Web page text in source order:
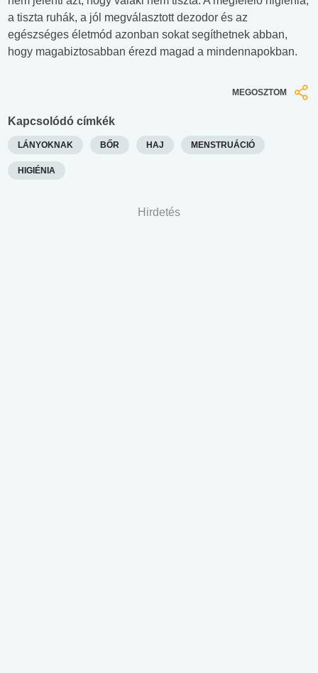
a tiszta ruhák, a jól megválasztott dezodor és az
egészséges életmód azonban sokat segíthetnek abban,
hogy magabiztosabban érezd magad a mindennapokban.
MEGOSZTOM
Kapcsolódó címkék
LÁNYOKNAK BŐR HAJ MENSTRUÁCIÓ
HIGIÉNIA
Hirdetés